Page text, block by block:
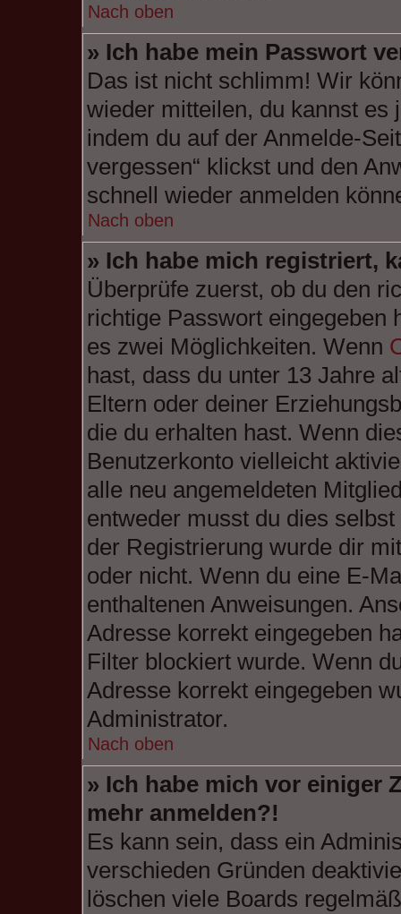
Nach oben
» Ich habe mein Passwort
Das ist nicht schlimm! Wir
wieder mitteilen, du kannst es
indem du auf der Anmelde-
vergessen“ klickst und den
schnell wieder anmelden
Nach oben
» Ich habe mich registriert,
Überprüfe zuerst, ob du den
richtige Passwort eingegeben
es zwei Möglichkeiten. Wenn
hast, dass du unter 13 Jahre
Eltern oder deiner
die du erhalten hast. Wenn
Benutzerkonto vielleicht
alle neu angemeldeten
entweder musst du dies
der Registrierung wurde dir
oder nicht. Wenn du eine E-
enthaltenen Anweisungen.
Adresse korrekt eingegeben
Filter blockiert wurde. Wenn
Adresse korrekt eingegeben
Administrator.
Nach oben
» Ich habe mich vor einiger
mehr anmelden?!
Es kann sein, dass ein
verschieden Gründen
löschen viele Boards